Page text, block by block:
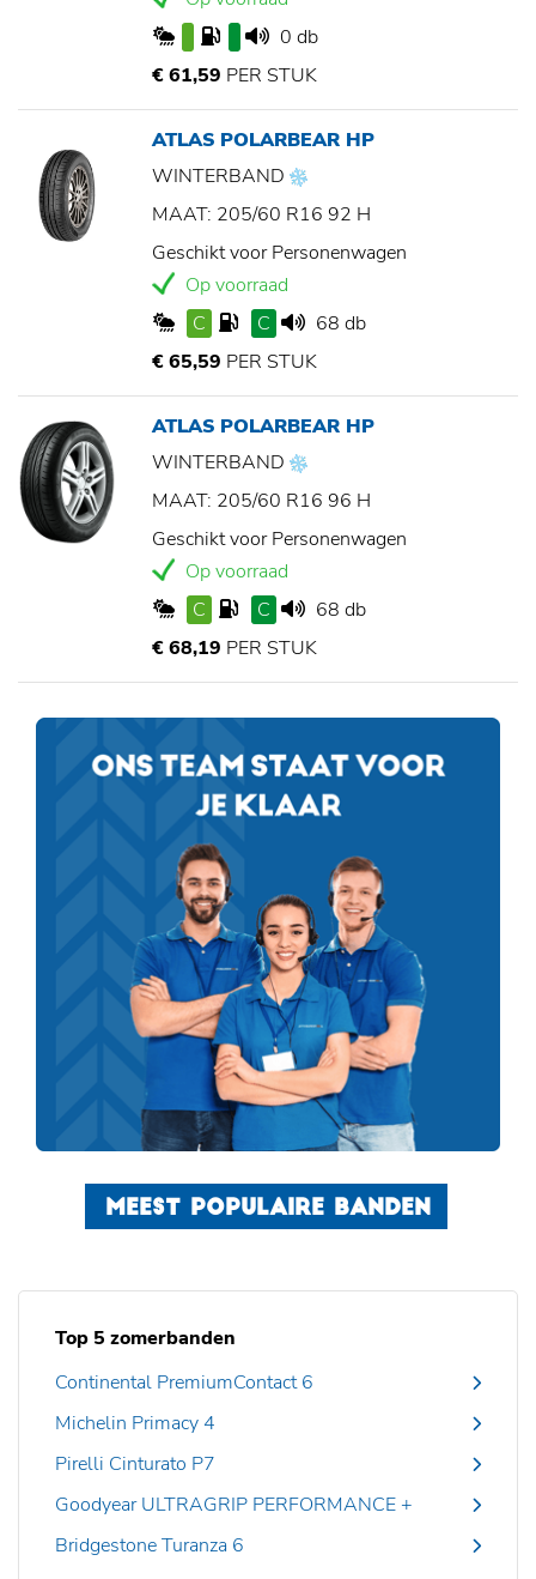
0 db
€ 61,59 PER STUK
ATLAS POLARBEAR HP
WINTERBAND
MAAT: 205/60 R16 92 H
Geschikt voor Personenwagen
Op voorraad
C
C
68 db
€ 65,59 PER STUK
ATLAS POLARBEAR HP
WINTERBAND
MAAT: 205/60 R16 96 H
Geschikt voor Personenwagen
Op voorraad
C
C
68 db
€ 68,19 PER STUK
MEEST POPULAIRE BANDEN
Top 5 zomerbanden
Continental PremiumContact 6
Michelin Primacy 4
Pirelli Cinturato P7
Goodyear ULTRAGRIP PERFORMANCE +
Bridgestone Turanza 6